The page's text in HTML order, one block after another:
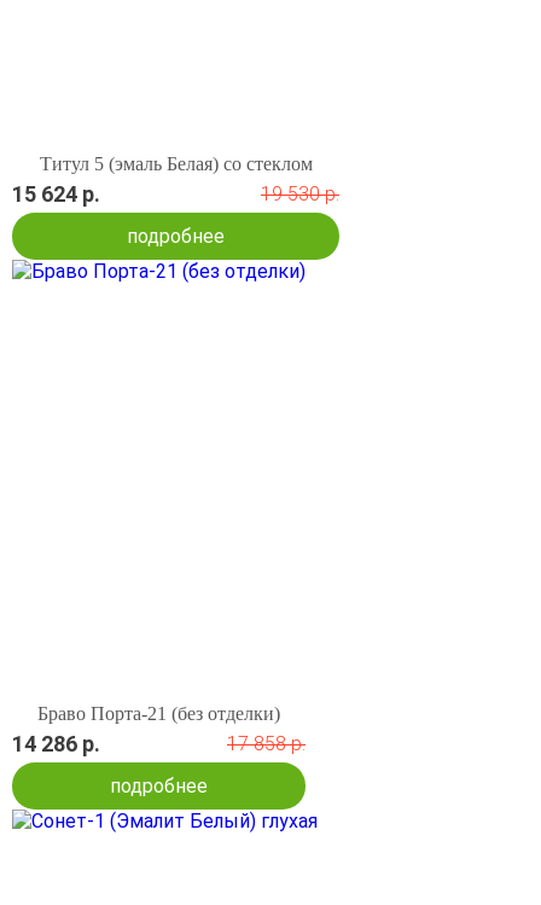
Титул 5 (эмаль Белая) со стеклом
15 624 р.
19 530 р.
подробнее
Браво Порта-21 (без отделки)
14 286 р.
17 858 р.
подробнее